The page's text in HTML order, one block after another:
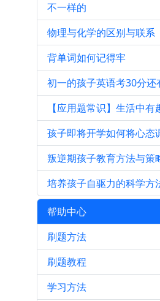
不一样的
物理与化学的区别与联系
背单词如何记得牢
初一的孩子英语考30分还
【应用题常识】生活中
孩子即将开学如何将心态
叛逆期孩子教育方法与策
培养孩子自驱力的科学方
帮助中心
刷题方法
刷题教程
学习方法